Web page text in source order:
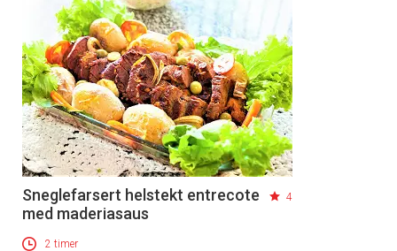
Få ukentlige nyhetsbrev fra
Apéritif
Vi tilbyr flere ukentlige nyhetsbrev. Du
kan fritt velge hvilke du ønsker å få
Sneglefarsert helstekt entrecote
med maderiasaus
4
2 timer